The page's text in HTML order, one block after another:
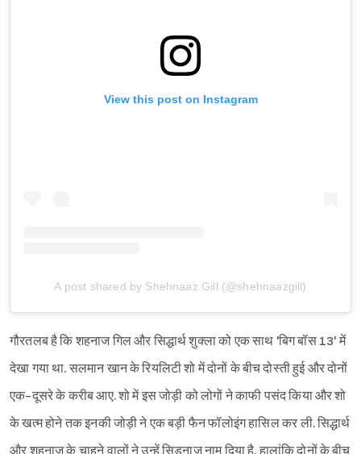
View this post on Instagram
A post shared by Shehnaaz Gill (@shehnaazgill)
गौरतलब है कि शहनाज गिल और सिद्धार्थ शुक्ला को एक साथ 'बिग बॉस 13' में
देखा गया था. सलमान खान के रियलिटी शो में दोनों के बीच दोस्ती हुई और दोनों
एक-दूसरे के करीब आए. शो में इस जोड़ी को लोगों ने काफी पसंद किया और शो
के खत्म होने तक इनकी जोड़ी ने एक बड़ी फैन फॉलोइंग हासिल कर ली. सिद्धार्थ